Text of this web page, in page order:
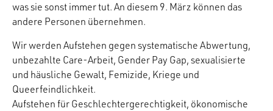
was sie sonst immer tut. An diesem 9. März können das
andere Personen übernehmen.
Wir werden Aufstehen gegen systematische Abwertung,
unbezahlte Care-Arbeit, Gender Pay Gap, sexualisierte
und häusliche Gewalt, Femizide, Kriege und
Queerfeindlichkeit.
Aufstehen für Geschlechtergerechtigkeit, ökonomische